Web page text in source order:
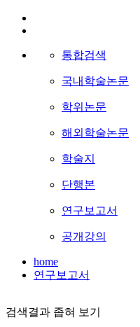
통합검색
국내학술논문
학위논문
해외학술논문
학술지
단행본
연구보고서
공개강의
home
연구보고서
검색결과 좁혀 보기